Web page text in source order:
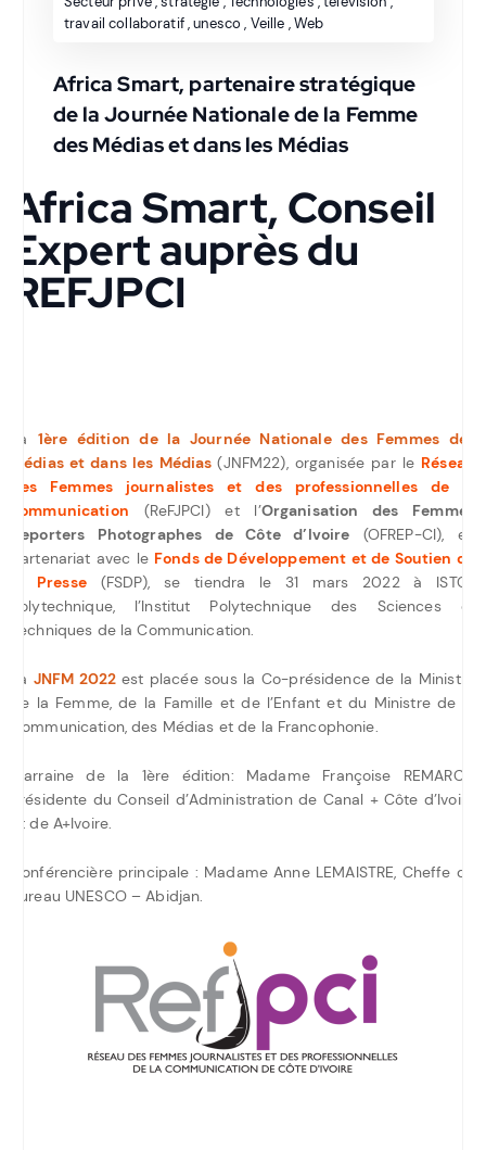
travail collaboratif,unesco , Veille ,Web
Africa Smart, partenaire stratégique
de la Journée Nationale de la Femme
des Médias et dans les Médias
Africa Smart, Conseil
Expert auprès du
REFJPCI
La 1ère édition de la Journée Nationale des Femmes des
Médias et dans les Médias(JNFM22), organisée par le Réseau
des Femmes journalistes et des professionnelles de la
communication (ReFJPCI) et l’Organisation des Femmes
Reporters Photographes de Côte d’Ivoire (OFREP-CI), en
partenariat avec le Fonds de Développement et de Soutien de
la Presse(FSDP), se tiendra le 31 mars 2022 à ISTC-
Polytechnique, l’Institut Polytechnique des Sciences et
Techniques de la Communication.
La JNFM 2022 est placée sous la Co-présidence de la Ministre
de la Femme, de la Famille et de l’Enfant et du Ministre de la
Communication, des Médias et de la Francophonie.
Marraine de la 1ère édition: Madame Françoise REMARCK,
Présidente du Conseil d’Administration de Canal + Côte d’Ivoire
et de A+Ivoire.
Conférencière principale : Madame Anne LEMAISTRE, Cheffe du
Bureau UNESCO – Abidjan.